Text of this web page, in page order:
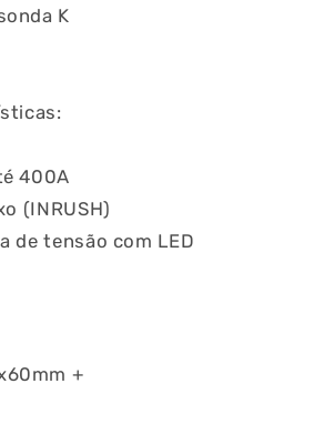
K
:
400A
(INRUSH)
de tensão com LED
+